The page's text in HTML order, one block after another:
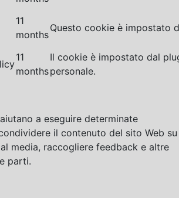
11
months
Questo cookie è impostato
11
months
Il cookie è impostato dal
personale.
a eseguire determinate
il contenuto del sito Web su
media, raccogliere feedback e altre
parti.